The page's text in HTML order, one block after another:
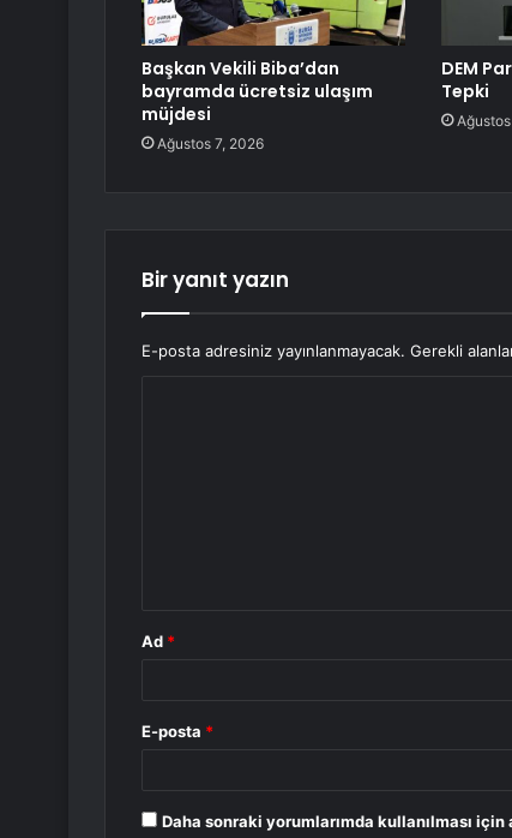
Başkan Vekili Biba’dan
bayramda ücretsiz ulaşım
müjdesi
Ağustos 7, 2026
DEM
Tepki
Bir yanıt yazın
E-posta adresiniz yayınlanmayacak. Gerekli
Ad *
E-posta *
Daha sonraki yorumlarımda kullanılması